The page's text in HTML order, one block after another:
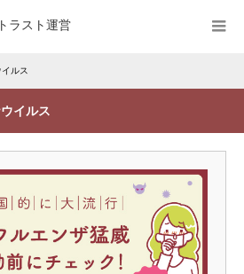
ラスト運営
ルス
イルス